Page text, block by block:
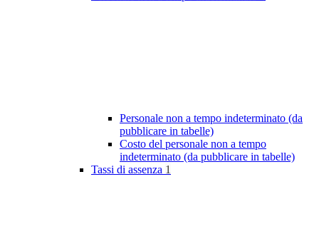
Personale non a tempo indeterminato (da
pubblicare in tabelle)
Costo del personale non a tempo
indeterminato (da pubblicare in tabelle)
Tassi di assenza 1